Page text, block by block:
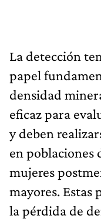
La detección
papel
densidad
eficaz para
y deben
en poblaciones
mujeres
mayores. Estas
la pérdida de